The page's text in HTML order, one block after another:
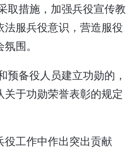
取措施，加强兵役宣传教
法服兵役意识，营造服役
围。
预备役人员建立功勋的，
关于功勋荣誉表彰的规定
役工作中作出突出贡献